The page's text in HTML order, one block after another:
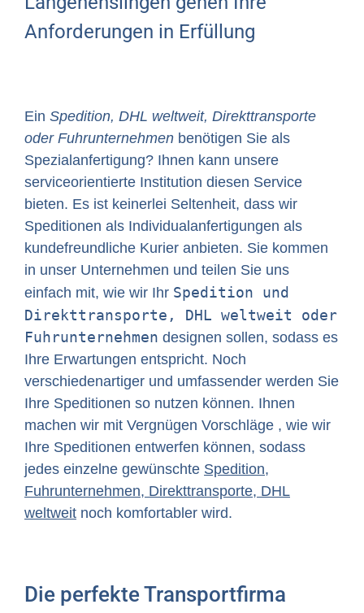
Anforderungen in Erfüllung
Ein Spedition, DHL weltweit, Direkttransporte
oder Fuhrunternehmen benötigen Sie als
Spezialanfertigung? Ihnen kann unsere
serviceorientierte Institution diesen Service
bieten. Es ist keinerlei Seltenheit, dass wir
Speditionen als Individualanfertigungen als
kundefreundliche Kurier anbieten. Sie kommen
in unser Unternehmen und teilen Sie uns
einfach mit, wie wir Ihr Spedition und
Direkttransporte, DHL weltweit oder
Fuhrunternehmen designen sollen, sodass es
Ihre Erwartungen entspricht. Noch
verschiedenartiger und umfassender werden Sie
Ihre Speditionen so nutzen können. Ihnen
machen wir mit Vergnügen Vorschläge , wie wir
Ihre Speditionen entwerfen können, sodass
jedes einzelne gewünschte Spedition,
Fuhrunternehmen, Direkttransporte, DHL
weltweit noch komfortabler wird.
Die perfekte Transportfirma